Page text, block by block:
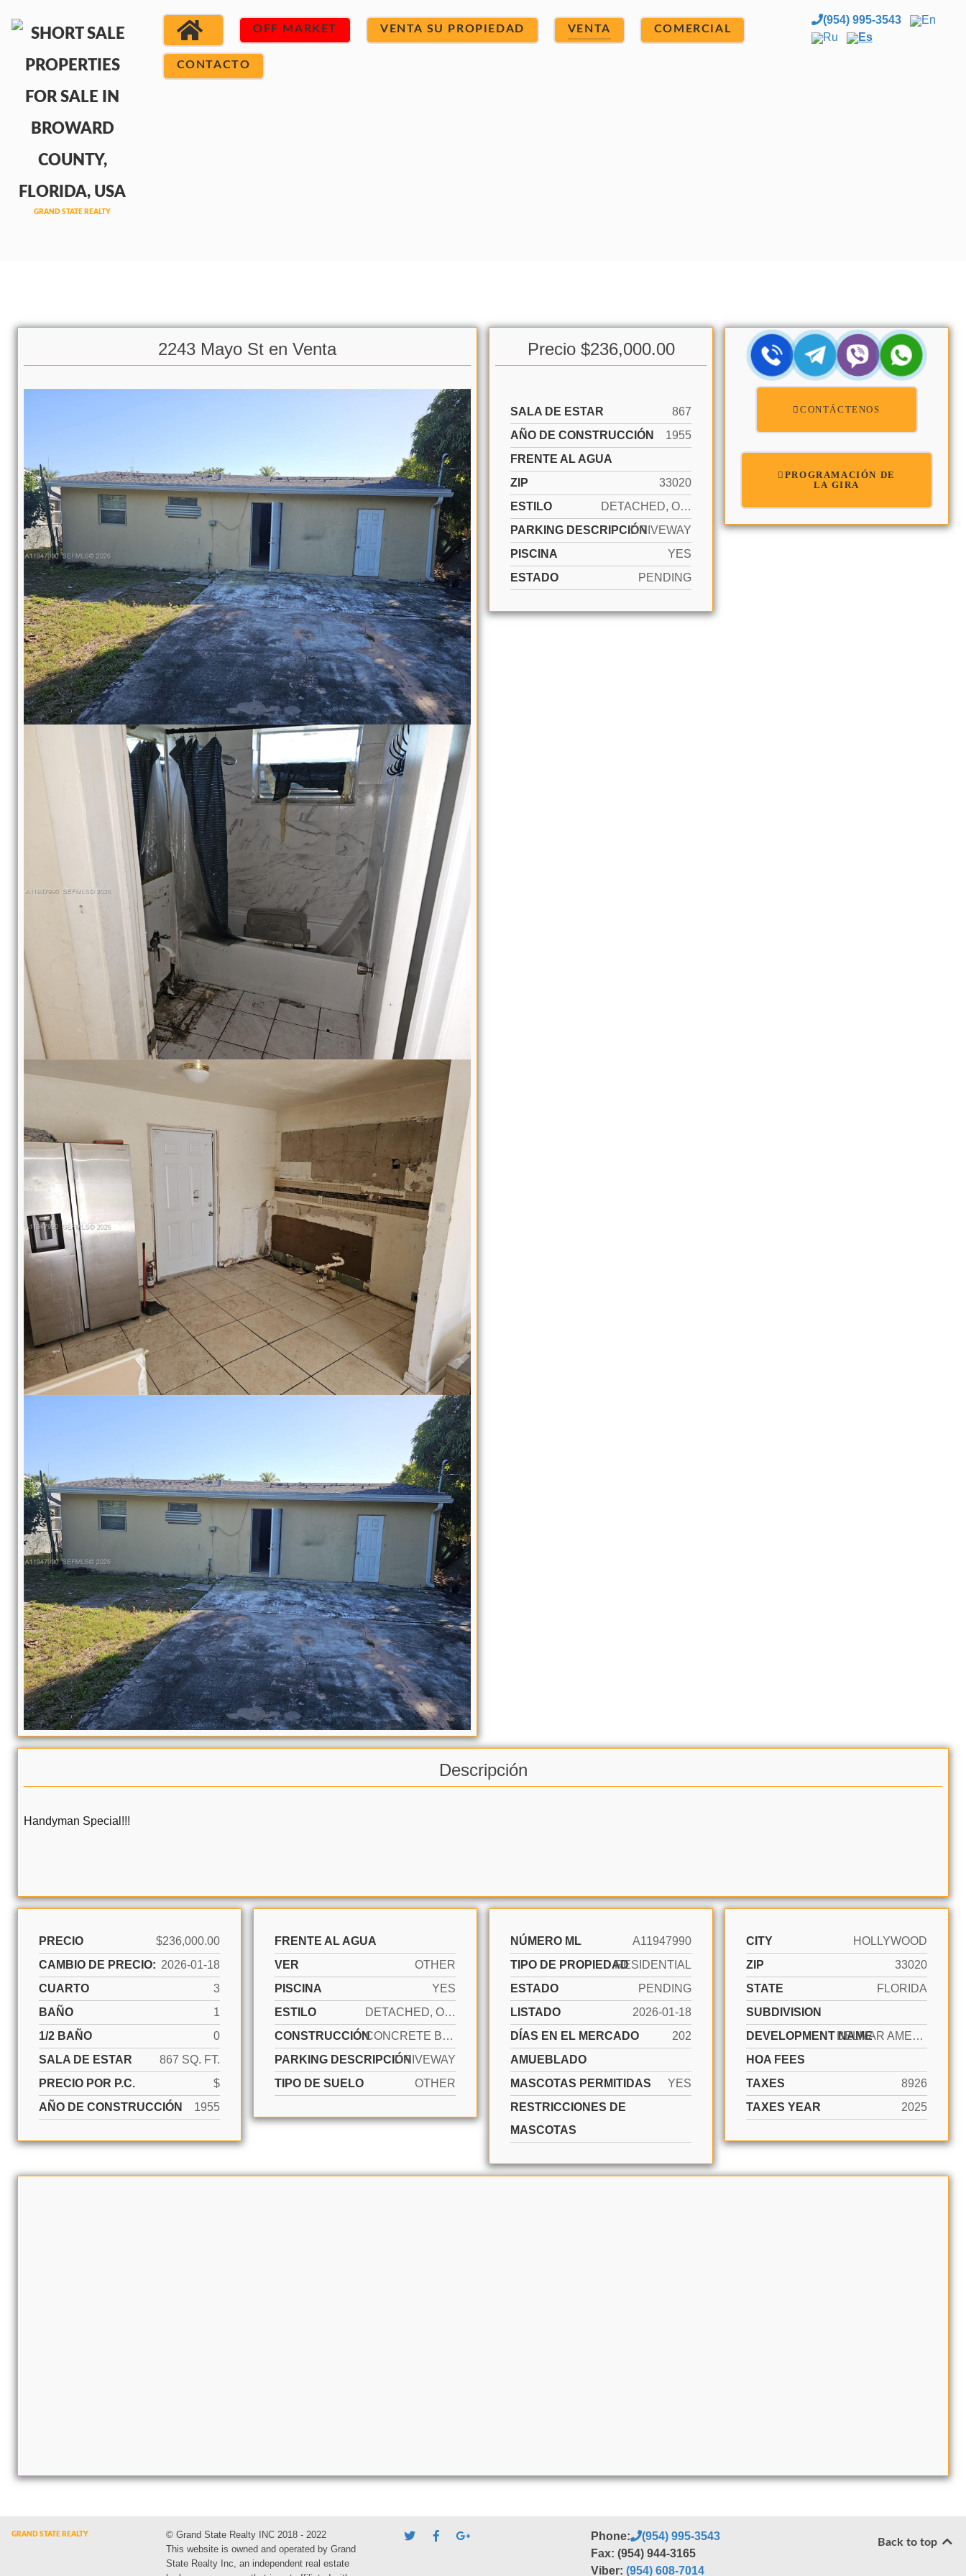
OFF MARKET VENTA SU PROPIEDAD VENTA COMERCIAL
CONTACTO
(954) 995-3543
En
Ru
Es
2243 Mayo St en Venta Precio $236,000.00
SALA DE ESTAR
867
AÑO DE CONSTRUCCIÓN
1955
FRENTE AL AGUA
ZIP
33020
ESTILO
DETACHED, ONE STORY
PARKING DESCRIPCIÓNDRIVEWAY
PISCINA
YES
ESTADO
PENDING
CONTÁCTENOS
PROGRAMACIÓN DE
LA GIRA
Descripción
Handyman Special!!!
PRECIO
$236,000.00
CAMBIO DE PRECIO: 2026-01-18
CUARTO
3
BAÑO
1
1/2 BAÑO
0
SALA DE ESTAR
867 SQ. FT.
PRECIO POR P.C.
$
AÑO DE CONSTRUCCIÓN
1955
FRENTE AL AGUA
VER
OTHER
PISCINA
YES
ESTILO
DETACHED, ONE STORY
CONSTRUCCIÓN
CONCRETE BLOCK CONSTRUCTION
PARKING DESCRIPCIÓNDRIVEWAY
TIPO DE SUELO
OTHER
NÚMERO ML
A11947990
TIPO DE PROPIEDADRESIDENTIAL
ESTADO
PENDING
LISTADO
2026-01-18
DÍAS EN EL MERCADO
202
AMUEBLADO
MASCOTAS PERMITIDAS
YES
RESTRICCIONES DE
MASCOTAS
CITY
HOLLYWOOD
ZIP
33020
STATE
FLORIDA
SUBDIVISION
DEVELOPMENT NAME
BELMAR AMENDED
HOA FEES
TAXES
8926
TAXES YEAR
2025
© Grand State Realty INC 2018 - 2022
This website is owned and operated by Grand
State Realty Inc, an independent real estate
Phone:
(954) 995-3543
Fax: (954) 944-3165
Viber:(954) 608-7014
Back to top